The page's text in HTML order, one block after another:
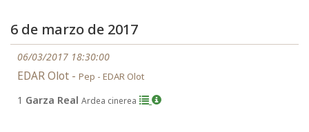
6 de marzo de 2017
06/03/2017 18:30:00
EDAR Olot - Pep - EDAR Olot
1 Garza Real Ardea cinerea